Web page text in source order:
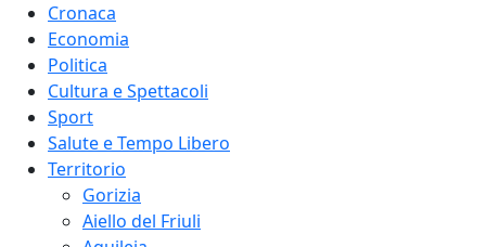
Cronaca
Economia
Politica
Cultura e Spettacoli
Sport
Salute e Tempo Libero
Territorio
Gorizia
Aiello del Friuli